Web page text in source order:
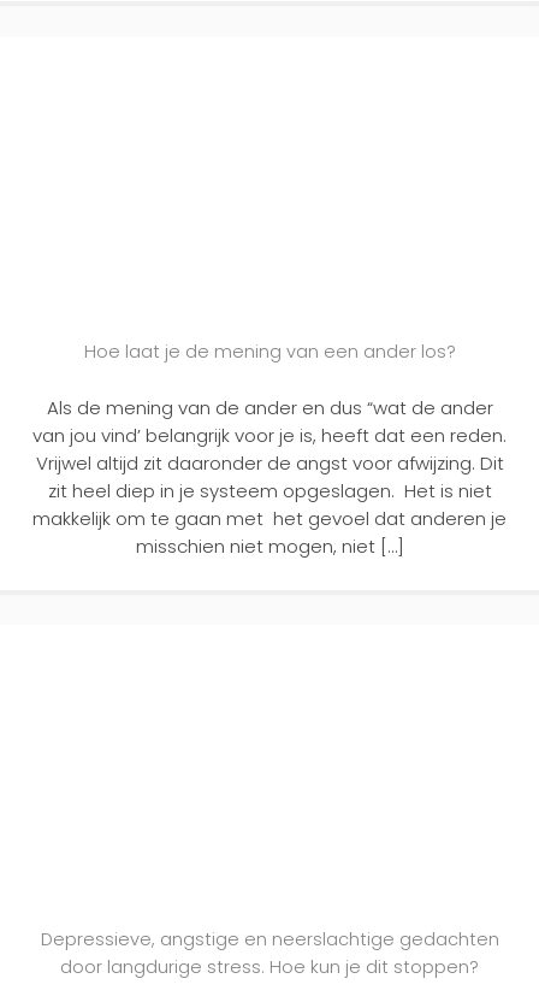
Hoe laat je de mening van een ander los?
Als de mening van de ander en dus “wat de ander
van jou vind’ belangrijk voor je is, heeft dat een reden.
Vrijwel altijd zit daaronder de angst voor afwijzing. Dit
zit heel diep in je systeem opgeslagen. Het is niet
makkelijk om te gaan met het gevoel dat anderen je
misschien niet mogen, niet […]
Depressieve, angstige en neerslachtige gedachten
door langdurige stress. Hoe kun je dit stoppen?